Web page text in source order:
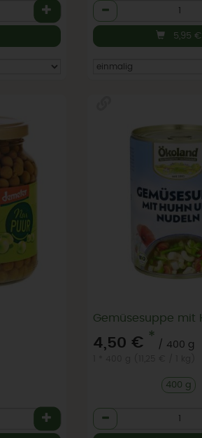
Anzahl
5,95 €
4,50 € *
/ 400 g
400 g
Anzahl